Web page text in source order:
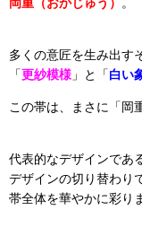
多くの意匠を生み出す
「更紗模様 」と「白い
この帯は、まさに「岡
代表的なデザインであ
デザインの切り替わり
帯全体を華やかに彩り